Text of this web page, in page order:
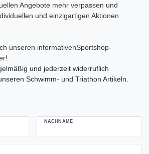
Angebote mehr verpassen und
und einzigartigen Aktionen
unseren informativenSportshop-
und jederzeit widerruflich
Schwimm- und Triathon Artikeln.
NACHNAME